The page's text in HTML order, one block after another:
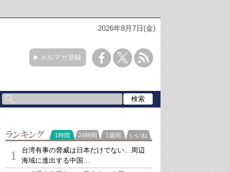
2026年8月7日(金)
メルマガ登録
ランキング
1時間 24時間 1週間 いいね
1
台湾有事の脅威は日本だけでない…周辺
海域に進出する中国…